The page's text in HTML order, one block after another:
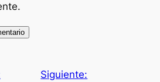
Siguiente: